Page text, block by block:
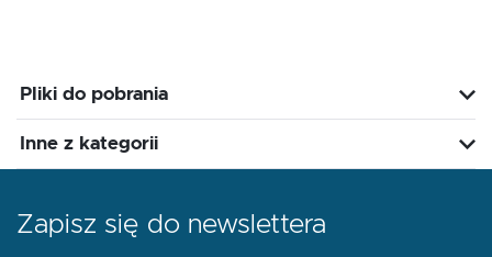
Pliki do pobrania
Inne z kategorii
Zapisz się do newslettera